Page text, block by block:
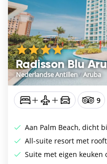
Radisson Blu
Nederlandse Antillen/Aruba
9
Aan Palm Beach, dicht
All-suite resort met
Suite met eigen keuken